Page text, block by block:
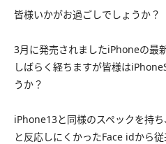
皆様いかがお過ごしでしょうか？
3月に発売されましたiPhoneの最
しばらく経ちますが皆様は
うか？
iPhone13と同様のスペックを持
と反応しにくかったFace idから